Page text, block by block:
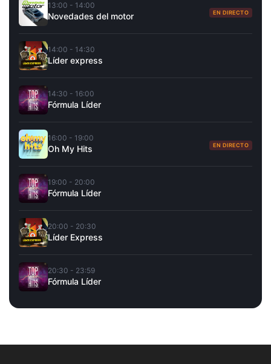
13:00 - 14:00
Novedades del motor EN DIRECTO
14:00 - 14:30
Líder express
14:30 - 16:00
Fórmula Líder
16:00 - 19:00
Oh My Hits EN DIRECTO
19:00 - 20:00
Fórmula Líder
20:00 - 20:30
Líder Express
20:30 - 23:59
Fórmula Líder